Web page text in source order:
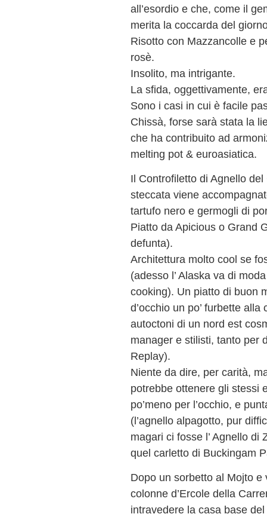
all’esordio e che, come il
merita la coccarda del
Risotto con Mazzancolle e
rosè.
Insolito, ma intrigante.
La sfida, oggettivamente,
Sono i casi in cui è facile
Chissà, forse sarà stata la
che ha contribuito ad
melting pot & euroasiatica.
Il Controfiletto di Agnello
steccata viene
tartufo nero e germogli di
Piatto da Apicious o Grand
defunta).
Architettura molto cool se
(adesso l’ Alaska va di
cooking). Un piatto di buon
d’occhio un po’ furbette
autoctoni di un nord est
manager e stilisti, tanto per
Replay).
Niente da dire, per carità,
potrebbe ottenere gli stessi
po’meno per l’occhio, e
(l’agnello alpagotto, pur
magari ci fosse l’ Agnello
quel carletto di Buckingam
Dopo un sorbetto al Mojto
colonne d’Ercole della
intravedere la casa base